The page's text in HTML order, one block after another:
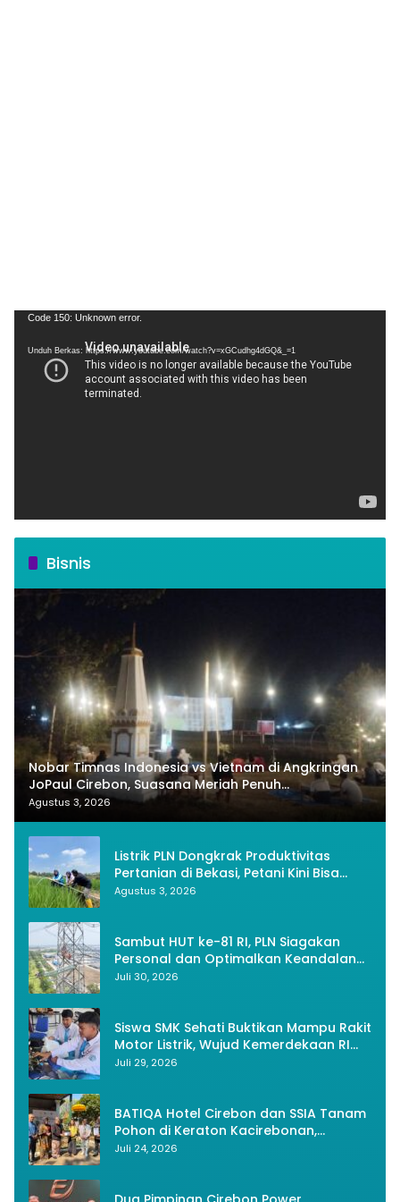
Pemutar
Code 150: Unknown error.
Unduh Berkas: https://www.youtube.com/watch?v=xGCudhg4dGQ&_=1
Bisnis
Nobar Timnas Indonesia vs Vietnam di Angkringan
JoPaul Cirebon, Suasana Meriah Penuh
Nasionalisme
Agustus 3, 2026
Listrik PLN Dongkrak Produktivitas
Pertanian di Bekasi, Petani Kini Bisa
Panen Tiga Kali Setahun
Agustus 3, 2026
Sambut HUT ke-81 RI, PLN Siagakan
Personal dan Optimalkan Keandalan
Instalasi Transmisi
Juli 30, 2026
Siswa SMK Sehati Buktikan Mampu Rakit
Motor Listrik, Wujud Kemerdekaan RI
Melalui Inovasi dan Kemandirian
Juli 29, 2026
BATIQA Hotel Cirebon dan SSIA Tanam
Pohon di Keraton Kacirebonan,
Lestarikan Budaya dan Lingkungan
Juli 24, 2026